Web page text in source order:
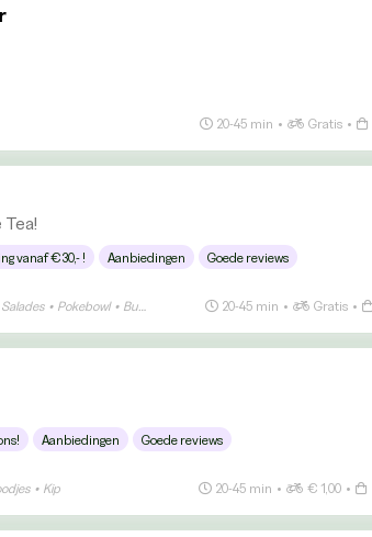
20-45 min • Gratis •
vanaf €30,- ! Aanbiedingen Goede reviews
Salades • Pokebowl • Bubble Tea Vis 20-45 min • Gratis •
Aanbiedingen Goede reviews
• Kip 20-45 min • € 1,00 •